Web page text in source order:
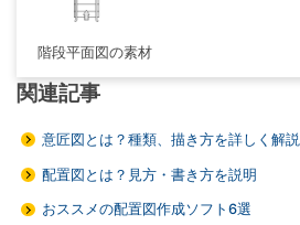
階段平面図の素材
関連記事
意匠図とは？種類、描き方を詳しく解説
配置図とは？見方・書き方を説明
おススメの配置図作成ソフト6選